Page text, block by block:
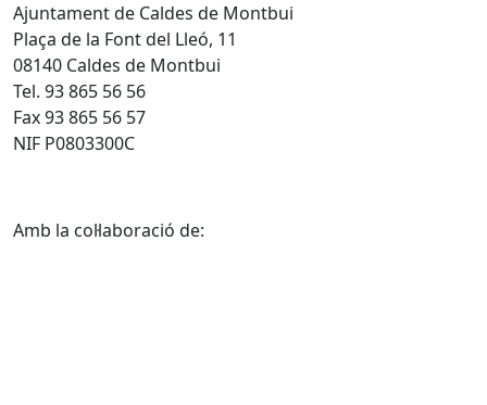
Ajuntament de Caldes de Montbui
Plaça de la Font del Lleó, 11
08140 Caldes de Montbui
Tel. 93 865 56 56
Fax 93 865 56 57
NIF P0803300C
Amb la col·laboració de: